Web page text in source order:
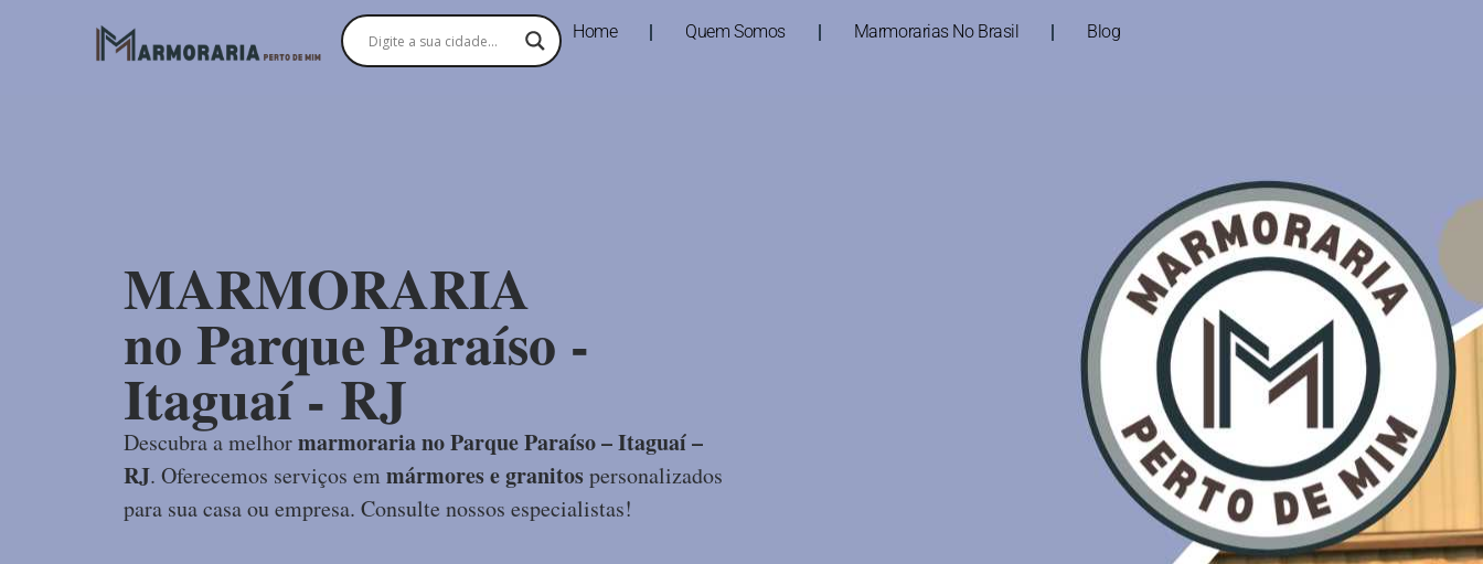
Home Quem Somos Marmorarias No Brasil Blog
MARMORARIA
no Parque Paraíso -
Itaguaí - RJ
Descubra a melhormarmoraria no Parque Paraíso – Itaguaí –
RJ. Oferecemos serviços em mármores e granitos personalizados
para sua casa ou empresa. Consulte nossos especialistas!